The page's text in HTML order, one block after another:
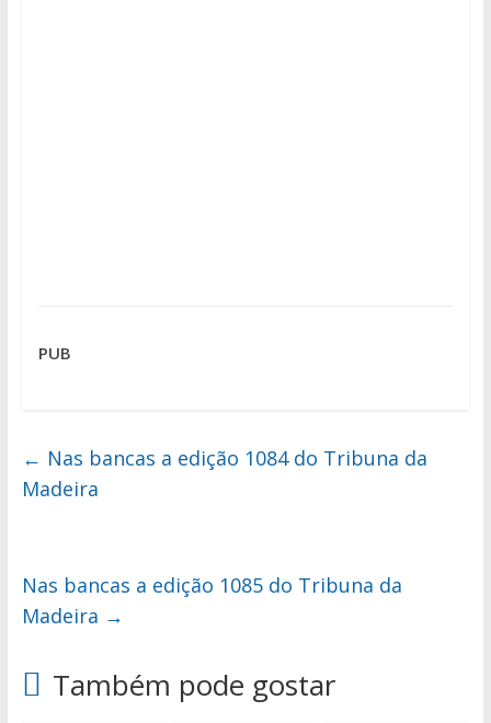
PUB
← Nas bancas a edição 1084 do Tribuna da
Madeira
Nas bancas a edição 1085 do Tribuna da
Madeira →
Também pode gostar